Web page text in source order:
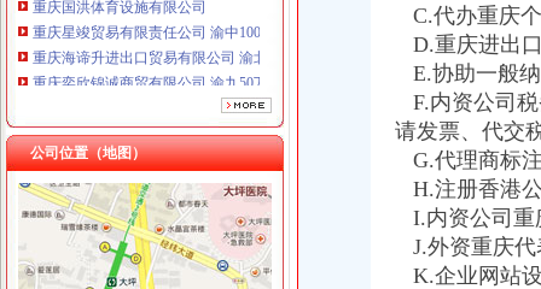
重庆星竣贸易有限责任公司 渝中100万 （进出口权）
重庆海谛升进出口贸易有限公司 渝北100万 （进出口权）
重庆奕欣锦诚商贸有限公司 渝九50万 （工商注册）
重庆信同广告有限公司 渝沙50万 （工商注册）
重庆三虹房地产营销策划有限公司
重庆宝鹰汽车销售有限公司
公司位置（地图）
海关物流公司
C.代办重庆
D.重庆进出
E.协助一般
F.内资公司
请发票、代交
G.代理商标
H.注册香港
I.内资公司重
J.外资重庆代
K.企业网站